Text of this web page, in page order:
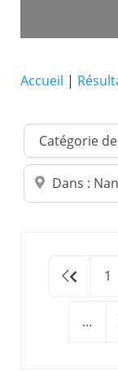
Accueil |
Catégorie de
Dans quelle ville
1
…